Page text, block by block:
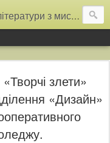
обласної універсальної наукової бібліотеки
злети»
«Дизайн»